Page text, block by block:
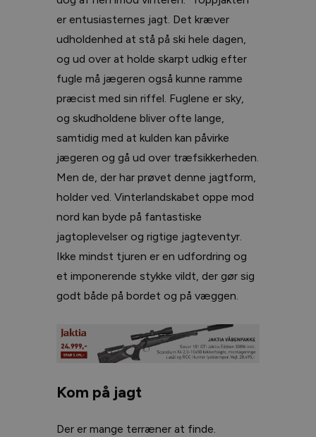
er entusiasternes jagt. Det kræver
udholdenhed at stå på ski hele dagen,
og ud over at holde skarpt udkig efter
fugle må jægeren også kunne ramme
præcist med sin riffel. Fuglene er sky,
og skudholdene bliver ofte lange,
samtidig med at kulden kan påvirke
jægeren og gå ud over træfsikkerheden.
Men de, der har prøvet denne jagtform,
holder ved. Vinterlandskabet oppe mod
nord kan byde på fantastiske
jagtoplevelser og rigtige jagteventyr.
Ikke mindst tjuren er en udfordring og
et imponerende stykke vildt, der gør sig
godt både på bordet og på væggen.
Kom på jagt
Der er mange terræner at finde.